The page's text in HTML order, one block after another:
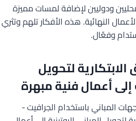
ودوليين لإضافة لمسات مميزة
النهائية. هذه الأفكار تلهم وتثري
وفعّال.
لتحويل
إلى أعمال فنية مبهرة